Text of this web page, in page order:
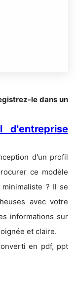
le dans un
d'entreprise
d'un profil
ce modèle
? Il se
avec votre
informations sur
et claire.
en pdf, ppt